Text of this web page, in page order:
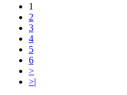
1
2
3
4
5
6
>
>|